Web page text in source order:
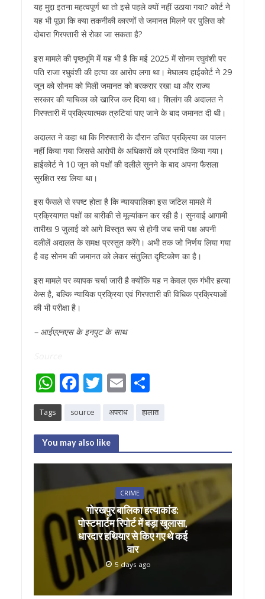
यह मुद्दा इतना महत्वपूर्ण था तो इसे पहले क्यों नहीं उठाया गया? कोर्ट ने
यह भी पूछा कि क्या तकनीकी कारणों से जमानत मिलने पर पुलिस को
दोबारा गिरफ्तारी से रोका जा सकता है?
इस मामले की पृष्ठभूमि में यह भी है कि मई 2025 में सोनम रघुवंशी पर
पति राजा रघुवंशी की हत्या का आरोप लगा था। मेघालय हाईकोर्ट ने 29
जून को सोनम को मिली जमानत को बरकरार रखा था और राज्य
सरकार की याचिका को खारिज कर दिया था। शिलांग की अदालत ने
गिरफ्तारी में प्रक्रियात्मक त्रुटियां पाए जाने के बाद जमानत दी थी।
अदालत ने कहा था कि गिरफ्तारी के दौरान उचित प्रक्रिया का पालन
नहीं किया गया जिससे आरोपी के अधिकारों को प्रभावित किया गया।
हाईकोर्ट ने 10 जून को पक्षों की दलीले सुनने के बाद अपना फैसला
सुरक्षित रख लिया था।
इस फैसले से स्पष्ट होता है कि न्यायपालिका इस जटिल मामले में
प्रक्रियागत पक्षों का बारीकी से मूल्यांकन कर रही है। सुनवाई आगामी
तारीख 9 जुलाई को आगे विस्तृत रूप से होगी जब सभी पक्ष अपनी
दलीलें अदालत के समक्ष प्रस्तुत करेंगे। अभी तक जो निर्णय लिया गया
है वह सोनम की जमानत को लेकर संतुलित दृष्टिकोण का है।
इस मामले पर व्यापक चर्चा जारी है क्योंकि यह न केवल एक गंभीर हत्या
केस है, बल्कि न्यायिक प्रक्रिया एवं गिरफ्तारी की विधिक प्रक्रियाओं
की भी परीक्षा है।
– आईएएनएस के इनपुट के साथ
W
h
at
s
A
p
F
e
b
o
o
T
itt
er
E
ai
S
ar
Tags source अपराध हालात
You may also like
CRIME
गोरखपुर बालिका हत्याकांड:
पोस्टमार्टम रिपोर्ट में बड़ा खुलासा,
धारदार हथियार से किए गए थे कई
वार
5 days ago